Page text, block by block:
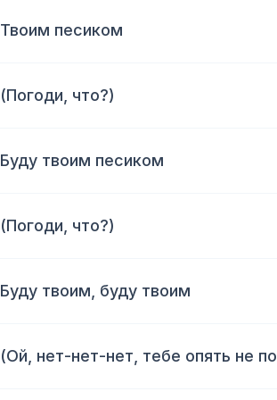
Твоим песиком
(Погоди, что?)
Буду твоим песиком
(Погоди, что?)
Буду твоим, буду твоим
(Ой, нет-нет-нет, тебе опять не